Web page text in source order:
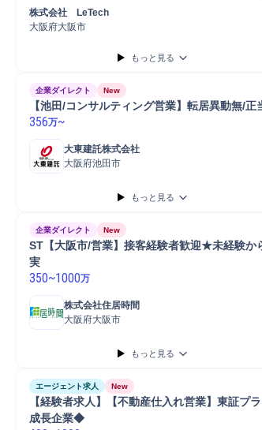
市場調査
株式会社　LeTech
大阪府大阪市
もっと見る
企業ダイレクト New
【池田/コンサルティング営業】転居異動無/
356万~
大東建託株式会社
大阪府池田市
もっと見る
企業ダイレクト New
ST【大阪市/営業】接客経験者歓迎★未経験か
実
350~1000万
株式会社住居時間
大阪府大阪市
もっと見る
エージェント求人 New
【経験者求人】【不動産仕入れ営業】東証プ
成長企業◆